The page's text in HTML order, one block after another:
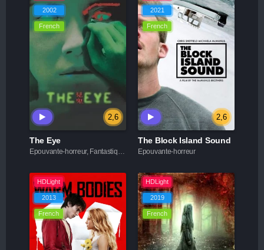
2002
French
2,6
The Eye
Epouvante-horreur, Fantastique, Thriller
2021
French
2,6
The Block Island Sound
Epouvante-horreur
HDLight
2013
French
HDLight
2019
French